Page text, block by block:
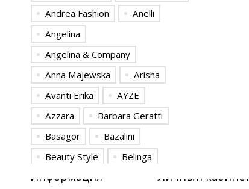
Andrea Fashion
Anelli
Angelina
Angelina & Сompany
Anna Majewska
Arisha
Avanti Erika
AYZE
Azzara
Barbara Geratti
Basagor
Bazalini
Beauty Style
Belinga
Bonadi
Camelia
Информация
Личный кабинет